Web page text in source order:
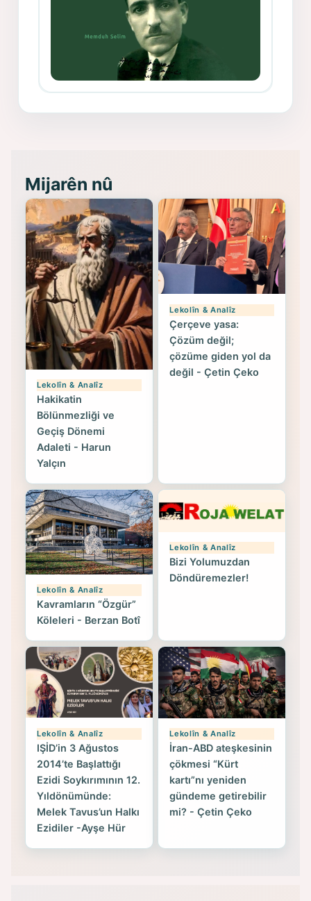
(Hoybun)’un Kuruluş Çalışmaları- 8
Mijarên nû
Lekolîn & Analîz
Hakikatin
Bölünmezliği ve
Geçiş Dönemi
Adaleti - Harun
Yalçın
Lekolîn & Analîz
Çerçeve yasa:
Çözüm değil;
çözüme giden yol da
değil - Çetin Çeko
Lekolîn & Analîz
Kavramların “Özgür”
Köleleri - Berzan Botî
Lekolîn & Analîz
Bizi Yolumuzdan
Döndüremezler!
Lekolîn & Analîz
IŞİD’in 3 Ağustos
2014’te Başlattığı
Ezidi Soykırımının 12.
Yıldönümünde:
Melek Tavus’un Halkı
Ezidiler -Ayşe Hür
Lekolîn & Analîz
İran-ABD ateşkesinin
çökmesi “Kürt
kartı”nı yeniden
gündeme getirebilir
mi? - Çetin Çeko